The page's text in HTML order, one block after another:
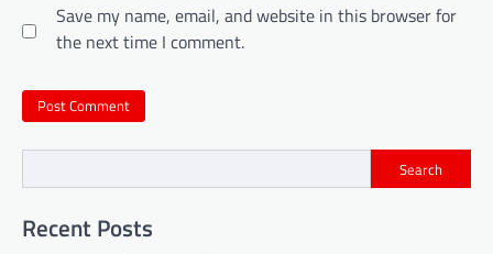
Save my name, email, and website in this browser for
the next time I comment.
Search
Recent Posts